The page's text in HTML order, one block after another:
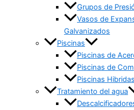
Grupos de
Vasos de
Galvanizados
Piscinas
Piscinas de
Piscinas de
Piscinas Hibridas
Tratamiento del agua